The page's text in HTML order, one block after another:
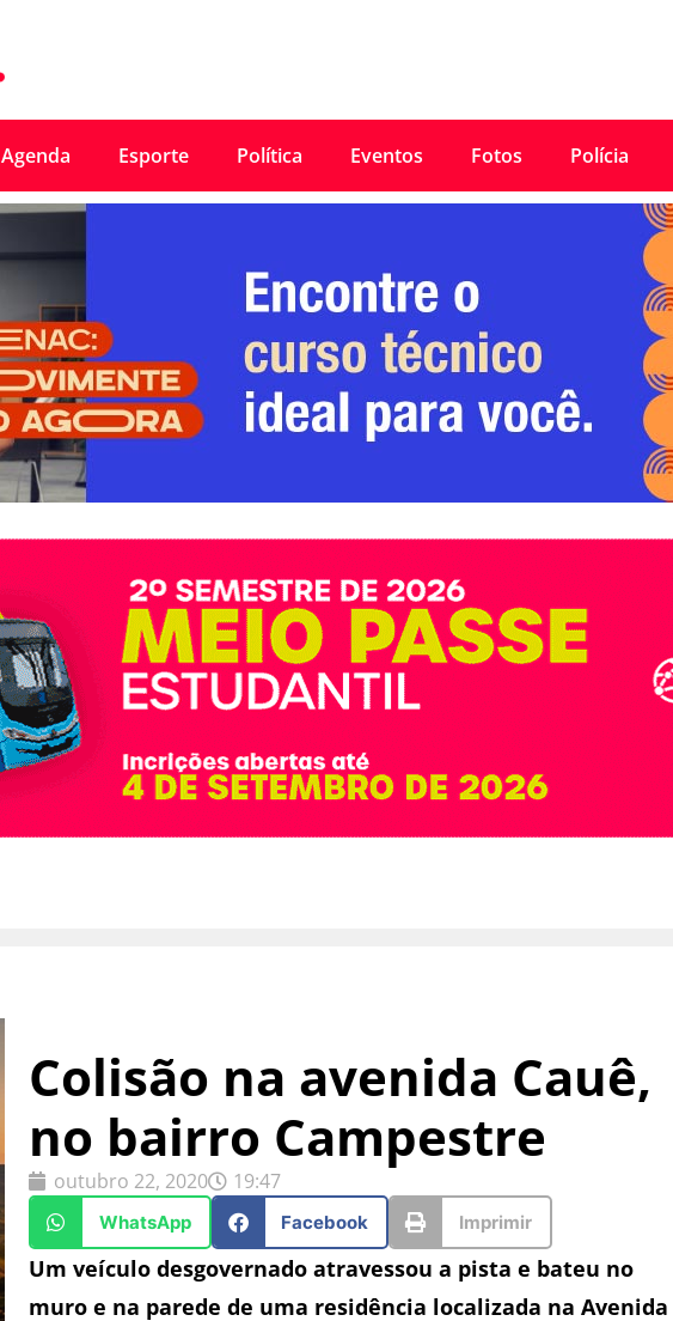
Agenda Esporte Política Eventos Fotos Polícia
Colisão na avenida Cauê,
no bairro Campestre
outubro 22, 2020 19:47
WhatsApp Facebook Imprimir
Um veículo desgovernado atravessou a pista e bateu no
muro e na parede de uma residência localizada na Avenida